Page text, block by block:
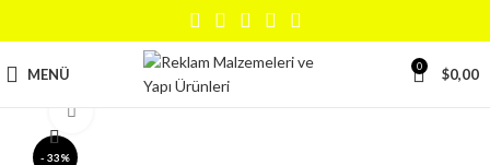
MENÜ 0 $0,00
- 33%